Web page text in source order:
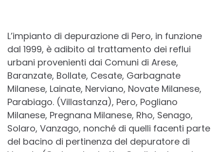
L’impianto di depurazione di Pero, in funzione
dal 1999, è adibito al trattamento dei reflui
urbani provenienti dai Comuni di Arese,
Baranzate, Bollate, Cesate, Garbagnate
Milanese, Lainate, Nerviano, Novate Milanese,
Parabiago. (Villastanza), Pero, Pogliano
Milanese, Pregnana Milanese, Rho, Senago,
Solaro, Vanzago, nonché di quelli facenti parte
del bacino di pertinenza del depuratore di